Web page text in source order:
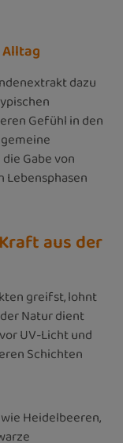
dazu
Gefühl in den
Gabe von
aus der
greifst, lohnt
Natur dient
UV-Licht und
Schichten
Heidelbeeren,